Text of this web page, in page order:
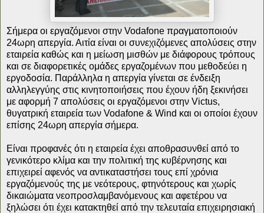
Σήμερα οι εργαζόμενοι στην Vodafone πραγματοποιούν
24ωρη απεργία. Αιτία είναι οι συνεχιζόμενες απολύσεις στην
εταιρεία καθώς και η μείωση μισθών με διάφορους τρόπους
και σε διαφορετικές ομάδες εργαζομένων που μεθοδεύει η
εργοδοσία. Παράλληλα η απεργία γίνεται σε ένδειξη
αλληλεγγύης στις κινητοποιήσεις που έχουν ήδη ξεκινήσει
με αφορμή 7 απολύσεις οι εργαζόμενοι στην Victus,
θυγατρική εταιρεία των Vodafone & Wind και οι οποίοι έχουν
επίσης 24ωρη απεργία σήμερα.
Είναι προφανές ότι η εταιρεία έχει αποθρασυνθεί από το
γενικότερο κλίμα και την πολιτική της κυβέρνησης και
επιχειρεί αφενός να αντικαταστήσει τους επί χρόνια
εργαζόμενούς της με νεότερους, φτηνότερους και χωρίς
δικαιώματα νεοπροσλαμβανόμενους και αφετέρου να
ξηλώσει ότι έχει κατακτηθεί από την τελευταία επιχειρησιακή